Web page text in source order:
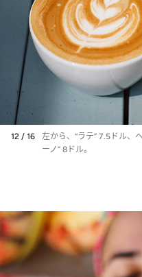
12 / 16
左から、“ラテ” 7.5ドル、
ーノ” 8ドル。